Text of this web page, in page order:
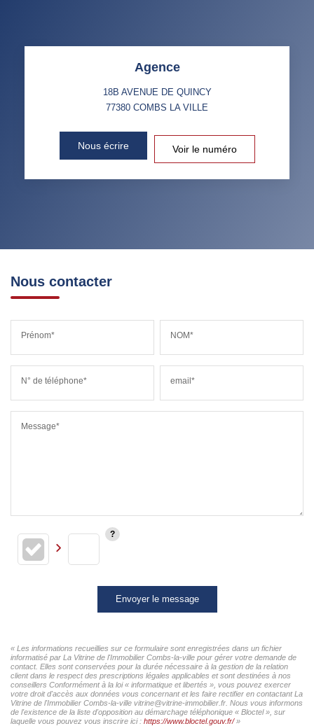
PART DES MÉNAGES SANS
VOITURE
ECOLES ET CRÈCHES
Agence
18B AVENUE DE QUINCY
77380 COMBS LA VILLE
Nous écrire Voir le numéro
Nous contacter
Prénom* NOM*
N° de téléphone* email*
Message*
Envoyer le message
« Les informations recueillies sur ce formulaire sont enregistrées dans un fichier
informatisé par La Vitrine de l'Immobilier Combs-la-ville pour gérer votre demande de
contact. Elles sont conservées pour la durée nécessaire à la gestion de la relation
client dans le respect des prescriptions légales applicables et sont destinées à nos
conseillers Conformément à la loi « informatique et libertés », vous pouvez exercer
votre droit d'accès aux données vous concernant et les faire rectifier en contactant La
Vitrine de l'Immobilier Combs-la-ville vitrine@vitrine-immobilier.fr. Nous vous informons
de l'existence de la liste d'opposition au démarchage téléphonique « Bloctel », sur
laquelle vous pouvez vous inscrire ici : https://www.bloctel.gouv.fr/»